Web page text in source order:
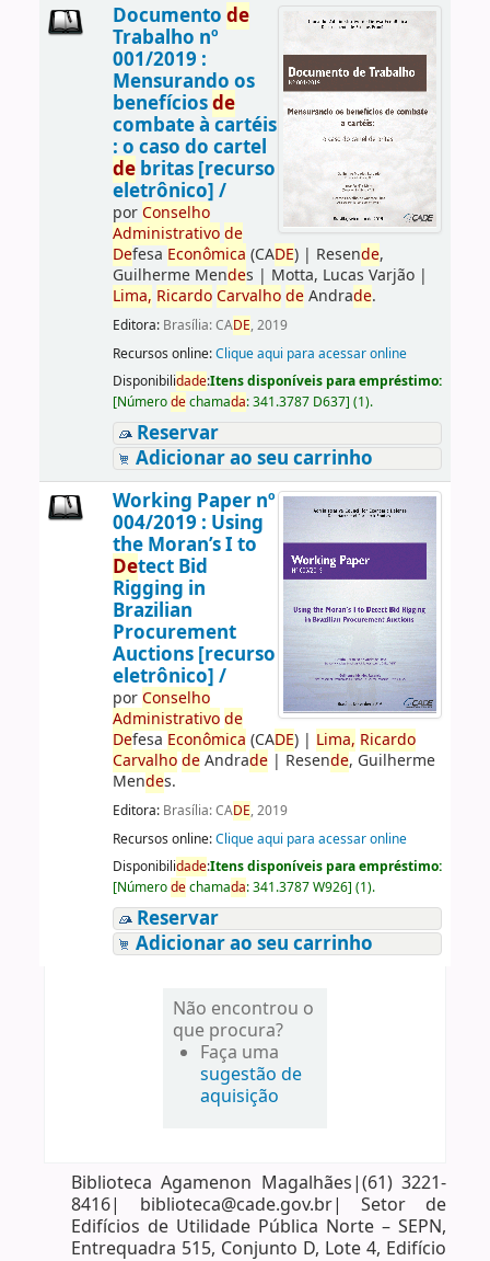
Documento de
Trabalho nº
001/2019 :
Mensurando os
benefíciosde
combate à cartéis
: o caso do cartel
debritas [recurso
eletrônico] /
porConselho
Administrativo de
Defesa Econômica (CADE)| Resende,
Guilherme Mendes | Motta, Lucas Varjão|
Lima, Ricardo Carvalho deAndrade.
Editora: Brasília: CADE, 2019
Recursos online:Clique aqui para acessar online
Disponibilidade:Itens disponíveis para empréstimo:
[Númerodechamada:341.3787 D637] (1).
Reservar
Adicionar ao seu carrinho
Working Paper nº
004/2019 : Using
the Moran’s I to
Detect Bid
Rigging in
Brazilian
Procurement
Auctions [recurso
eletrônico] /
porConselho
Administrativo de
Defesa Econômica (CADE)| Lima, Ricardo
Carvalho deAndrade| Resende, Guilherme
Mendes.
Editora: Brasília: CADE, 2019
Recursos online:Clique aqui para acessar online
Disponibilidade:Itens disponíveis para empréstimo:
[Númerodechamada:341.3787 W926] (1).
Reservar
Adicionar ao seu carrinho
Não encontrou o
que procura?
Faça uma
sugestão de
aquisição
Biblioteca Agamenon Magalhães|(61) 3221-
8416| biblioteca@cade.gov.br| Setor de
Edifícios de Utilidade Pública Norte – SEPN,
Entrequadra 515, Conjunto D, Lote 4, Edifício